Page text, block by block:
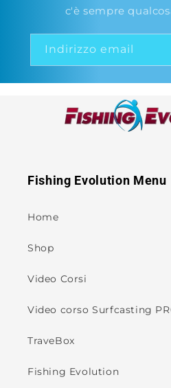
c'è sempre
Indirizzo email
Fishing Evolution Menu
Home
Shop
Video Corsi
Video corso Surfcasting
TraveBox
Fishing Evolution